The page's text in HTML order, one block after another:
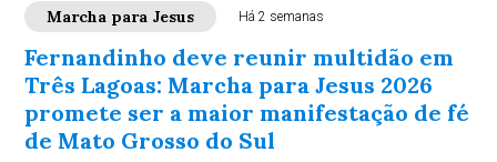
Marcha para Jesus Há 2 semanas
Fernandinho deve reunir multidão em
Três Lagoas: Marcha para Jesus 2026
promete ser a maior manifestação de fé
de Mato Grosso do Sul